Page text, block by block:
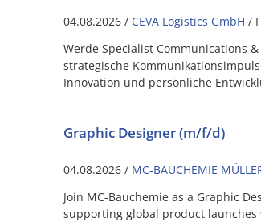
04.08.2026 / CEVA Logistics GmbH /
Werde Specialist Communications
strategische
Innovation und persönliche
Graphic Designer (m/f/d)
04.08.2026 / MC-BAUCHEMIE
Join MC-Bauchemie as a Graphic
supporting global product